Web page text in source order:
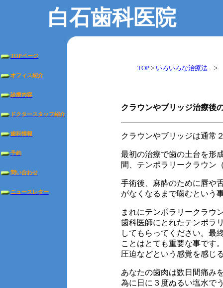
白石歯科医院
TOPページ
オフィス紹介
診療内容
ドクタースタッフ紹介
歯科情報
予約
問い合わせ
ニュースレター
TOP > いろいろな治療法
クラウンやブリッジ治療後
クラウンやブリッジは通常
最初の治療で歯の土台を形
間、テンポラリークラウン
手術後、麻酔のために唇や
がなくなるまで噛むという
まれにテンポラリークラウ
歯科医師にとれたテンポラ
してもらってください。最
ことはとても重要な事です
圧迫などという感覚を感じ
あなたの歯肉は数日間痛み
為に日に３度ぬるい塩水で